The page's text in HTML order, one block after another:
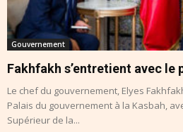
Gouvernement
Fakhfakh s’entretient avec le
Le chef du gouvernement, Elyes
Palais du gouvernement à la Kasbah,
Supérieur de la...